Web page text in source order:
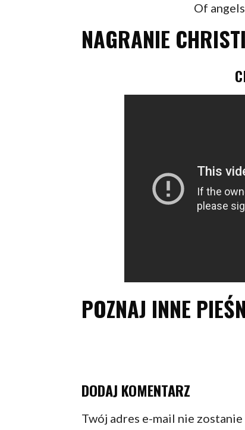
Of
NAGRANIE
POZNAJ INNE
DODAJ KOMENTARZ
Twój adres e-mail nie